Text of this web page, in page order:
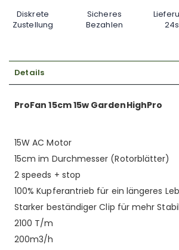
Diskrete
Zustellung
Sicheres
Bezahlen
Details
ProFan 15cm 15w GardenHighPro
15W AC Motor
15cm im Durchmesser (Rotorblätter)
2 speeds + stop
100% Kupferantrieb für ein längeres
Starker beständiger Clip für mehr
2100 T/m
200m3/h